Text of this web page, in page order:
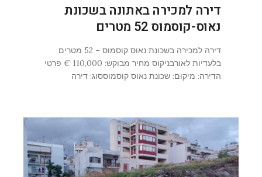
דירה למכירה באתונה בשכונת
נאוס-קוסמוס 52 מטרים
דירה למכירה בשכונת נאוס קוסמוס – 52 מטרים
בלעדיות לאורבניקוס מחיר מבוקש: 110,000 € פרטי
הדירה: מיקום: שכונת נאוס קוסמוססוג: דירה